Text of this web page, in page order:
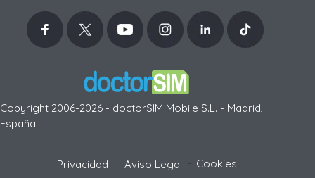
Copyright 2006-2026 - doctorSIM Mobile S.L. - Madrid,
España
Privacidad Aviso Legal Cookies